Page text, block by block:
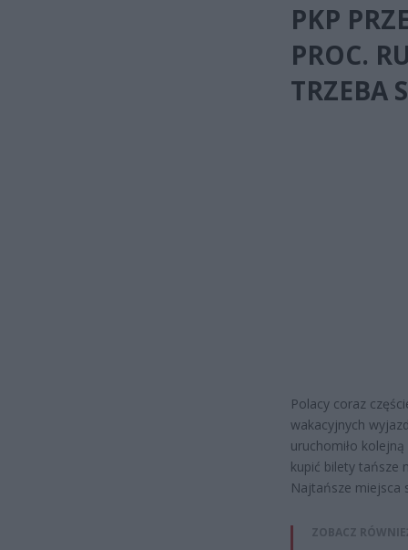
PKP
PROC.
TRZEBA
Polacy coraz
wakacyjnych
uruchomiło
kupić bilety tańsze
Najtańsze miejsca
ZOBACZ